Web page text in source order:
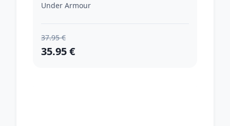
Under Armour
37.95 €
35.95 €